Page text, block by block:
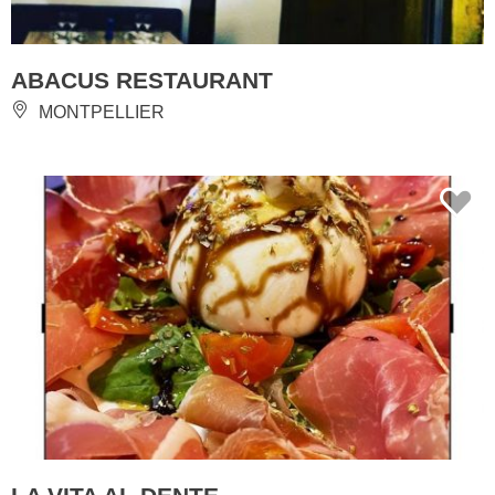
ABACUS RESTAURANT
MONTPELLIER